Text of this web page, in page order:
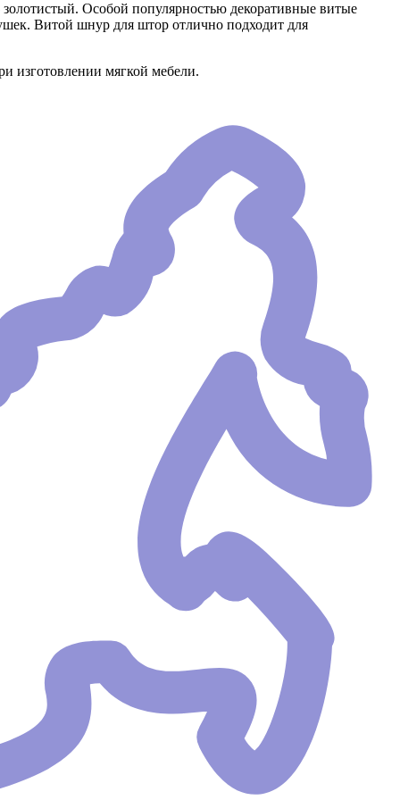
Особой популярностью декоративные витые
Витой шнур для штор отлично подходит для
изготовлении мягкой мебели.